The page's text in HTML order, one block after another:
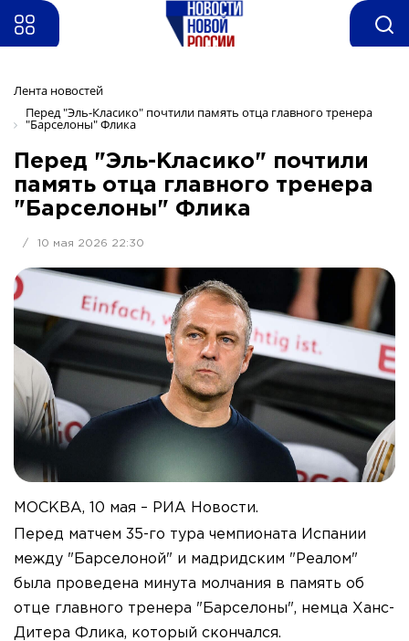
Лента новостей
Перед "Эль-Класико" почтили память отца главного тренера
"Барселоны" Флика
Перед "Эль-Класико" почтили
память отца главного тренера
"Барселоны" Флика
/ 10 мая 2026 22:30
МОСКВА, 10 мая – РИА Новости.
Перед матчем 35-го тура чемпионата Испании
между "Барселоной" и мадридским "Реалом"
была проведена минута молчания в память об
отце главного тренера "Барселоны", немца Ханс-
Дитера Флика, который скончался.